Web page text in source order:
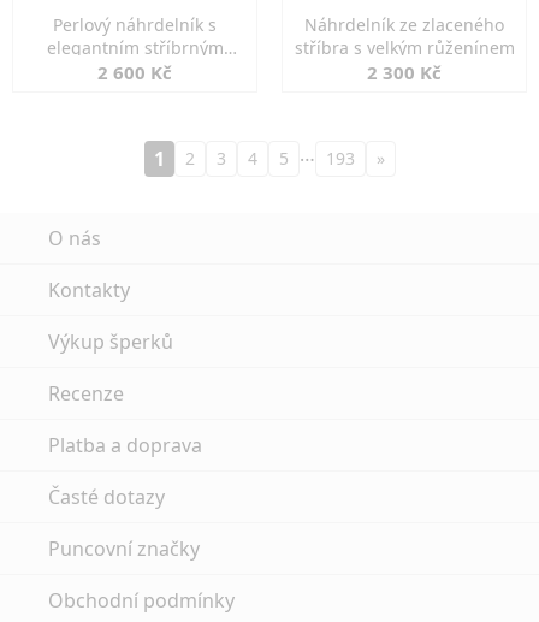
Perlový náhrdelník s
elegantním stříbrným
zapínáním
2 600 Kč
Náhrdelník ze zlaceného
stříbra s velkým růženínem
2 300 Kč
1 2 3 4 5 … 193 »
O nás
Kontakty
Výkup šperků
Recenze
Platba a doprava
Časté dotazy
Puncovní značky
Obchodní podmínky